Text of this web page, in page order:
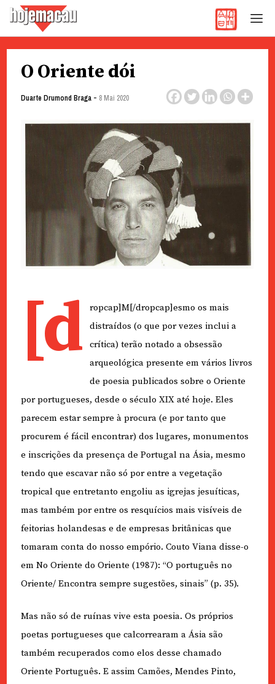
O Oriente dói
Duarte Drumond Braga- 8 Mai 2020
[d
ropcap]M[/dropcap]esmo os mais
distraídos (o que por vezes inclui a
crítica) terão notado a obsessão
arqueológica presente em vários livros
de poesia publicados sobre o Oriente
por portugueses, desde o século XIX até hoje. Eles
parecem estar sempre à procura (e por tanto que
procurem é fácil encontrar) dos lugares, monumentos
e inscrições da presença de Portugal na Ásia, mesmo
tendo que escavar não só por entre a vegetação
tropical que entretanto engoliu as igrejas jesuíticas,
mas também por entre os resquícios mais visíveis de
feitorias holandesas e de empresas britânicas que
tomaram conta do nosso empório. Couto Viana disse-o
em No Oriente do Oriente (1987): “O português no
Oriente/ Encontra sempre sugestões, sinais” (p. 35).
Mas não só de ruínas vive esta poesia. Os próprios
poetas portugueses que calcorrearam a Ásia são
também recuperados como elos desse chamado
Oriente Português. E assim Camões, Mendes Pinto,